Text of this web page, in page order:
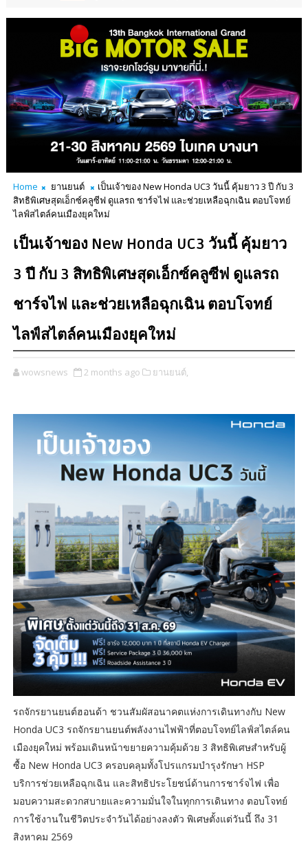
Home ยานยนต์
เป็นเจ้าของ New Honda UC3 วันนี้ คุ้มยาว 3 ปี กับ 3
สิทธิพิเศษสุดเอ็กซ์คลูซีฟ ดูแลรถ ชาร์จไฟ และช่วยเหลือฉุกเฉิน ตอบโจทย์
ไลฟ์สไตล์คนเมืองยุคใหม่
เป็นเจ้าของ New Honda UC3 วันนี้ คุ้มยาว
3 ปี กับ 3 สิทธิพิเศษสุดเอ็กซ์คลูซีฟ ดูแลรถ
ชาร์จไฟ และช่วยเหลือฉุกเฉิน ตอบโจทย์
ไลฟ์สไตล์คนเมืองยุคใหม่
wowsnews 2 months ago ยานยนต์,
รถจักรยานยนต์ฮอนด้า ชวนสัมผัสอนาคตแห่งการเดินทางกับ New
Honda UC3 รถจักรยานยนต์พลังงานไฟฟ้าที่ตอบโจทย์ไลฟ์สไตล์คน
เมืองยุคใหม่ พร้อมเดินหน้าขยายความคุ้มด้วย 3 สิทธิพิเศษสำหรับผู้
ซื้อ New Honda UC3 ครอบคลุมทั้งโปรแกรมบำรุงรักษา HSP
บริการช่วยเหลือฉุกเฉิน และสิทธิประโยชน์ด้านการชาร์จไฟ เพื่อ
มอบความสะดวกสบายและความมั่นใจในทุกการเดินทาง ตอบโจทย์
การใช้งานในชีวิตประจำวันได้อย่างลงตัว พิเศษตั้งแต่วันนี้ ถึง 31
สิงหาคม 2569